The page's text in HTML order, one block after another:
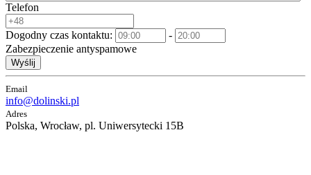
Telefon
Dogodny czas kontaktu:
-
Zabezpieczenie antyspamowe
Wyślij
Email
info@dolinski.pl
Adres
Polska, Wrocław, pl. Uniwersytecki 15B